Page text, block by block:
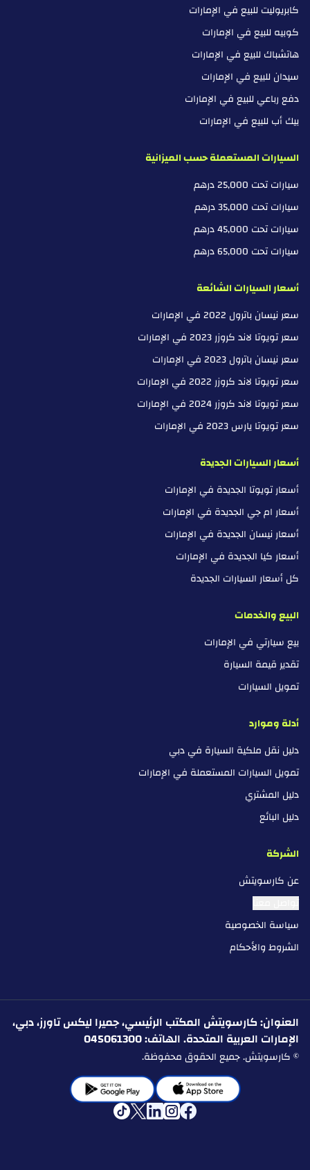
كابريوليت للبيع في الإمارات
كوبيه للبيع في الإمارات
هاتشباك للبيع في الإمارات
سيدان للبيع في الإمارات
دفع رباعي للبيع في الإمارات
بيك أب للبيع في الإمارات
السيارات المستعملة حسب الميزانية
سيارات تحت 25,000 درهم
سيارات تحت 35,000 درهم
سيارات تحت 45,000 درهم
سيارات تحت 65,000 درهم
أسعار السيارات الشائعة
سعر نيسان باترول 2022 في الإمارات
سعر تويوتا لاند كروزر 2023 في الإمارات
سعر نيسان باترول 2023 في الإمارات
سعر تويوتا لاند كروزر 2022 في الإمارات
سعر تويوتا لاند كروزر 2024 في الإمارات
سعر تويوتا يارس 2023 في الإمارات
أسعار السيارات الجديدة
أسعار تويوتا الجديدة في الإمارات
أسعار ام جي الجديدة في الإمارات
أسعار نيسان الجديدة في الإمارات
أسعار كيا الجديدة في الإمارات
كل أسعار السيارات الجديدة
البيع والخدمات
بيع سيارتي في الإمارات
تقدير قيمة السيارة
تمويل السيارات
أدلة وموارد
دليل نقل ملكية السيارة في دبي
تمويل السيارات المستعملة في الإمارات
دليل المشتري
دليل البائع
الشركة
عن كارسويتش
تواصل معنا
سياسة الخصوصية
الشروط والأحكام
العنوان: كارسويتش المكتب الرئيسي، جميرا ليكس تاورز، دبي،
الإمارات العربية المتحدة. الهاتف: 045061300
© كارسويتش. جميع الحقوق محفوظة.